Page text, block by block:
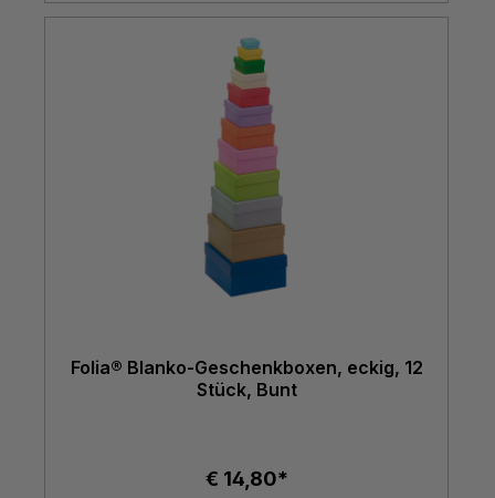
Folia® Blanko-Geschenkboxen, eckig, 12
Stück, Bunt
€ 14,80*